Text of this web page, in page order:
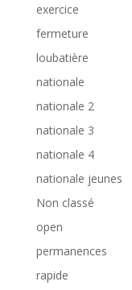
exercice
fermeture
loubatière
nationale
nationale 2
nationale 3
nationale 4
nationale jeunes
Non classé
open
permanences
rapide